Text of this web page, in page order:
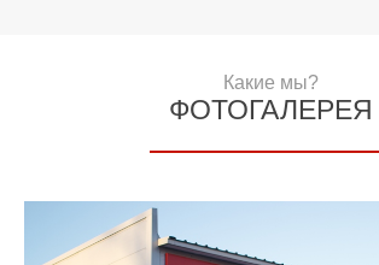
Какие мы?
ФОТОГАЛЕРЕЯ